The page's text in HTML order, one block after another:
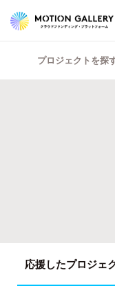
プロジェクトを探
応援したプロジェ